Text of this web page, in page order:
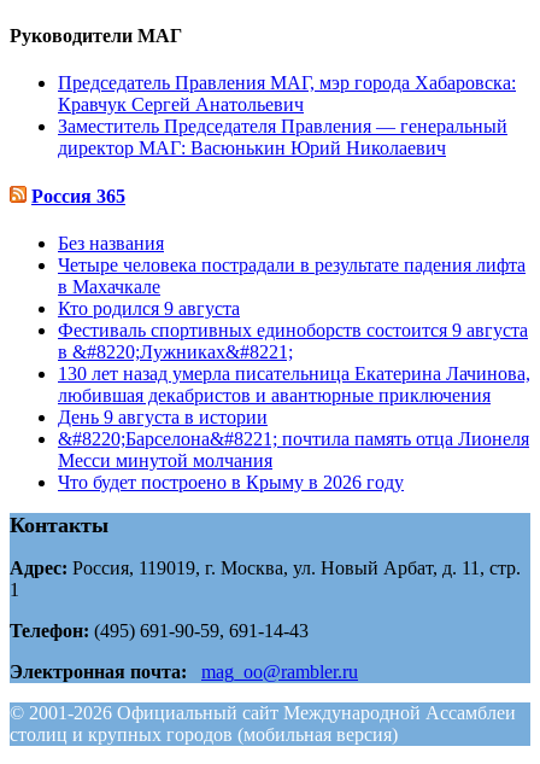
Руководители МАГ
Председатель Правления МАГ, мэр города Хабаровска:
Кравчук Сергей Анатольевич
Заместитель Председателя Правления — генеральный
директор МАГ: Васюнькин Юрий Николаевич
Россия 365
Без названия
Четыре человека пострадали в результате падения лифта
в Махачкале
Кто родился 9 августа
Фестиваль спортивных единоборств состоится 9 августа
в &#8220;Лужниках&#8221;
130 лет назад умерла писательница Екатерина Лачинова,
любившая декабристов и авантюрные приключения
День 9 августа в истории
&#8220;Барселона&#8221; почтила память отца Лионеля
Месси минутой молчания
Что будет построено в Крыму в 2026 году
Контакты
Адрес: Россия, 119019, г. Москва, ул. Новый Арбат, д. 11, стр.
1
Телефон: (495) 691-90-59, 691-14-43
Электронная почта:
mag_oo@rambler.ru
© 2001-2026 Официальный сайт Международной Ассамблеи
столиц и крупных городов (мобильная версия)